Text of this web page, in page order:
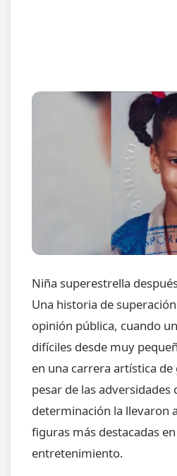
Niña superestrella
Una historia de
opinión pública, cuando
difíciles desde muy
en una carrera artística
pesar de las
determinación la llevaron
figuras más destacadas
entretenimiento.